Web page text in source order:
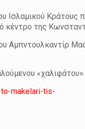
Ισλαμικού Κράτους
κέντρο της
Αμπντουλκαντίρ
«χαλιφάτου»
makelari-tis-